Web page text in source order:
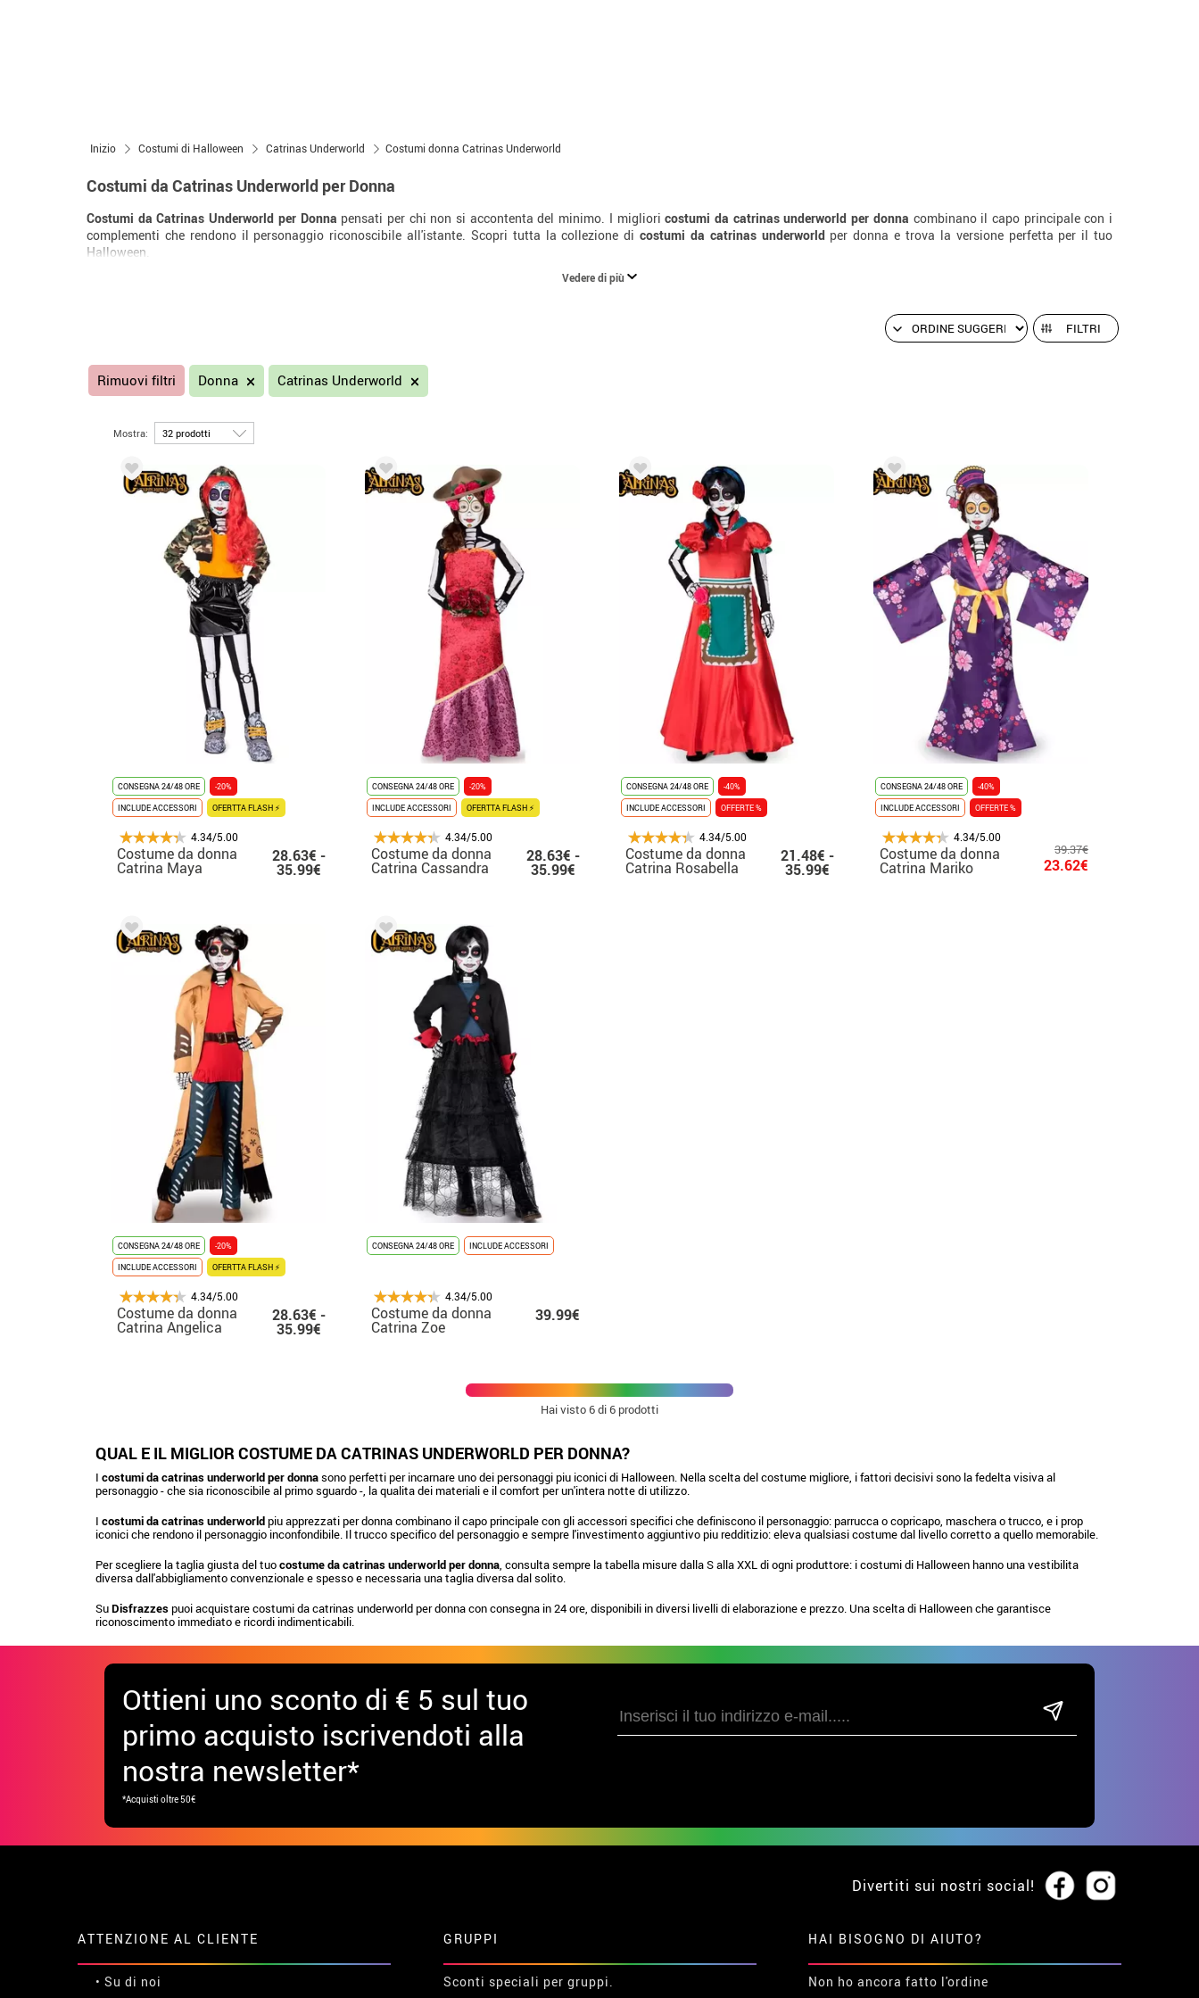
Inizio Costumi di Halloween Catrinas Underworld Costumi donna Catrinas Underworld
Costumi da Catrinas Underworld per Donna
Costumi da Catrinas Underworld per Donna pensati per chi non si accontenta del minimo. I miglioricostumi da catrinas underworld per donna combinano il capo principale con i
complementi che rendono il personaggio riconoscibile all'istante. Scopri tutta la collezione dicostumi da catrinas underworldper donna e trova la versione perfetta per il tuo
Halloween.
Vedere di più
FILTRI
Rimuovi filtri Donna Catrinas Underworld
Mostra:
CONSEGNA 24/48 ORE
-20%
INCLUDE ACCESSORI
OFERTTA FLASH ⚡
4.34/5.00
Costume da donna
Catrina Maya
28.63€ -
35.99€
CONSEGNA 24/48 ORE
-20%
INCLUDE ACCESSORI
OFERTTA FLASH ⚡
4.34/5.00
Costume da donna
Catrina Cassandra
28.63€ -
35.99€
CONSEGNA 24/48 ORE
-40%
INCLUDE ACCESSORI
OFFERTE %
4.34/5.00
Costume da donna
Catrina Rosabella
21.48€ -
35.99€
CONSEGNA 24/48 ORE
-40%
INCLUDE ACCESSORI
OFFERTE %
4.34/5.00
Costume da donna
Catrina Mariko
39.37€
23.62€
CONSEGNA 24/48 ORE
-20%
INCLUDE ACCESSORI
OFERTTA FLASH ⚡
4.34/5.00
Costume da donna
Catrina Angelica
28.63€ -
35.99€
CONSEGNA 24/48 ORE INCLUDE ACCESSORI
4.34/5.00
Costume da donna
Catrina Zoe
39.99€
Hai visto6di 6 prodotti
QUAL E IL MIGLIOR COSTUME DA CATRINAS UNDERWORLD PER DONNA?
I costumi da catrinas underworld per donnasono perfetti per incarnare uno dei personaggi piu iconici di Halloween. Nella scelta del costume migliore, i fattori decisivi sono la fedelta visiva al
personaggio - che sia riconoscibile al primo sguardo -, la qualita dei materiali e il comfort per un'intera notte di utilizzo.
I costumi da catrinas underworldpiu apprezzati per donna combinano il capo principale con gli accessori specifici che definiscono il personaggio: parrucca o copricapo, maschera o trucco, e i prop
iconici che rendono il personaggio inconfondibile. Il trucco specifico del personaggio e sempre l'investimento aggiuntivo piu redditizio: eleva qualsiasi costume dal livello corretto a quello memorabile.
Per scegliere la taglia giusta del tuocostume da catrinas underworld per donna, consulta sempre la tabella misure dalla S alla XXL di ogni produttore: i costumi di Halloween hanno una vestibilita
diversa dall'abbigliamento convenzionale e spesso e necessaria una taglia diversa dal solito.
SuDisfrazzespuoi acquistare costumi da catrinas underworld per donna con consegna in 24 ore, disponibili in diversi livelli di elaborazione e prezzo. Una scelta di Halloween che garantisce
riconoscimento immediato e ricordi indimenticabili.
Ottieni uno sconto di € 5 sul tuo
primo acquisto iscrivendoti alla
nostra newsletter*
*Acquisti oltre 50€
Divertiti sui nostri social!
ATTENZIONE AL CLIENTE
• Su di noi
GRUPPI
Sconti speciali per gruppi.
HAI BISOGNO DI AIUTO?
Non ho ancora fatto l'ordine